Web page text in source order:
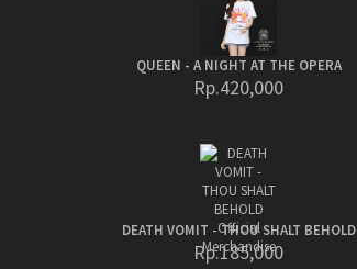
QUEEN - A NIGHT AT THE OPERA
Rp.420,000
DEATH VOMIT - THOU SHALT BEHOLD
Rp.185,000